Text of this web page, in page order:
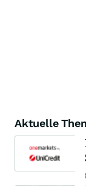
Aktuelle